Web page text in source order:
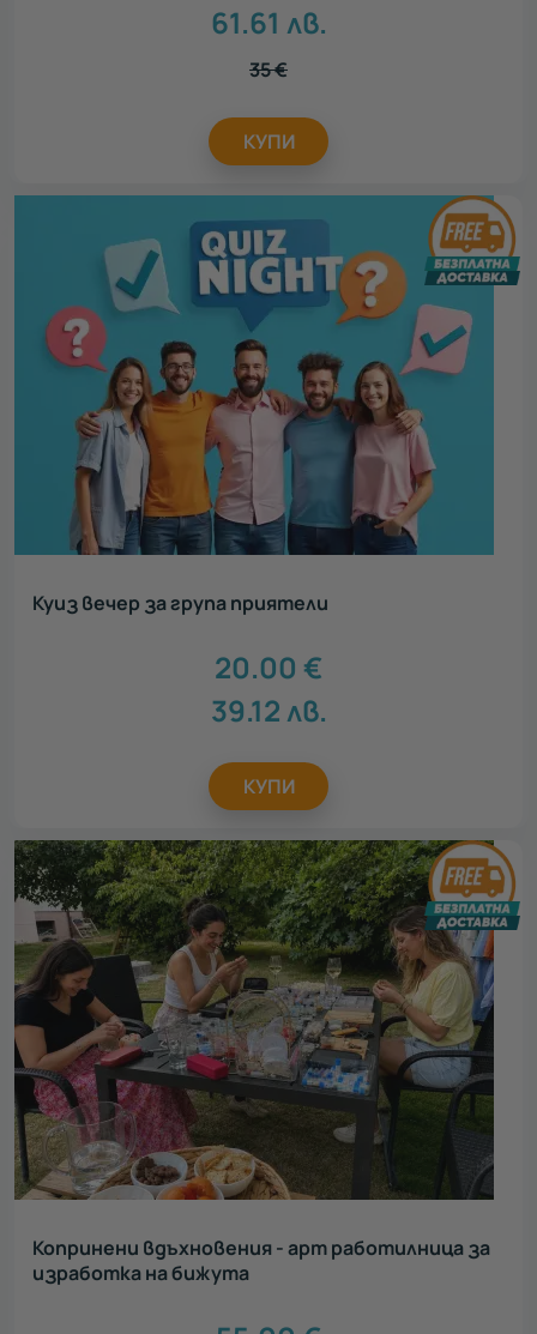
61.61 лв.
35€
КУПИ
Куиз вечер за група приятели
20.00 €
39.12лв.
КУПИ
Копринени вдъхновения - арт работилница за
изработка на бижута